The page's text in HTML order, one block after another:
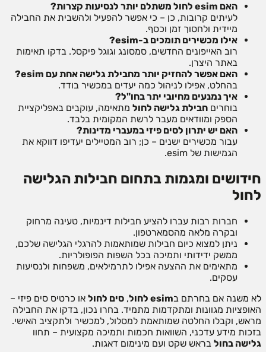
האם esim לחול משתלם יותר לנסיעות קצרות?
לעיתים קרובות, כן – כי אפשר להפעיל ולהשבית את החבילה
מיידית ולחסוך זמן וכסף.
אילו מכשירים תומכים ב-esim?
רוב האייפונים החדשים, סמסונג וגוגל פיקסל. בדקו תאימות
באתר היצרן.
האם אפשר להחזיק יותר מחבילת גלישה אחת עם esim?
בהחלט, אפילו לניהול כמה יעדים במכשיר בודד.
איך נמנעים מחיובי יתר בחו"ל?
בוחרים חבילת גלישה לחול מתאימה, עוקבים באפליקציית
הספק ומוודאים מעבר לרשת המקומית בלבד.
האם יש יתרון לסים פיזי במעברי מדינות?
עבור מכשירים ישנים – כן; רוב המטיילים יעדיפו דווקא את
הגמישות של esim.
חידושים ומגמות בתחום חבילות הגלישה
לחול
חברות רבות עברו להציע חבילות דינמיות, טעינה מרחוק
ובקרה מלאה מהסמארטפון.
ניתן למצוא כיום חבילות שמותאמות להרגלי הגלישה שלכם,
ממשק ידידותי ותמיכה בכל השפות הפופולריות.
מתאימים את ההצעה אפילו לתרמילאים, משפחות ולנסיעות
עסקים.
לא משנה אם בחרתם בesim לחול , סים לחול או כרטיס סים פיזי –
האופציות מגוונות ומתקדמות מתמיד. בחרו נכון, בדקו את החבילה
מראש, וקבלו החלטה שמותאמת למסלול, למכשיר ולתקציב האישי.
בזכות מידע עדכני, השוואות חכמות ותמיכה מקצועית – תחוו
גלישה בחול בראש שקט ועם מינימום דאגות.